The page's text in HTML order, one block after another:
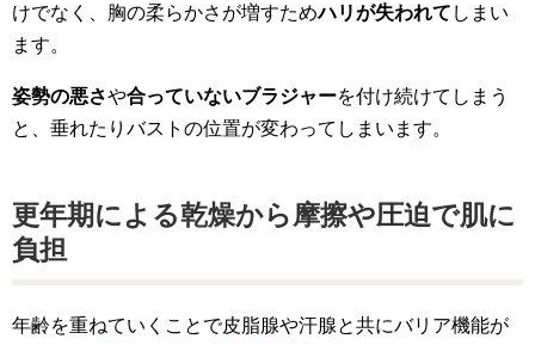
けでなく、胸の柔らかさが増すためハリが失われて しまい
ます。
姿勢の悪さや合っていないブラジャーを付け続けてしまう
と、垂れたりバストの位置が変わってしまいます。
更年期による乾燥から摩擦や圧迫で肌に
負担
年齢を重ねていくことで皮脂腺や汗腺と共にバリア機能が